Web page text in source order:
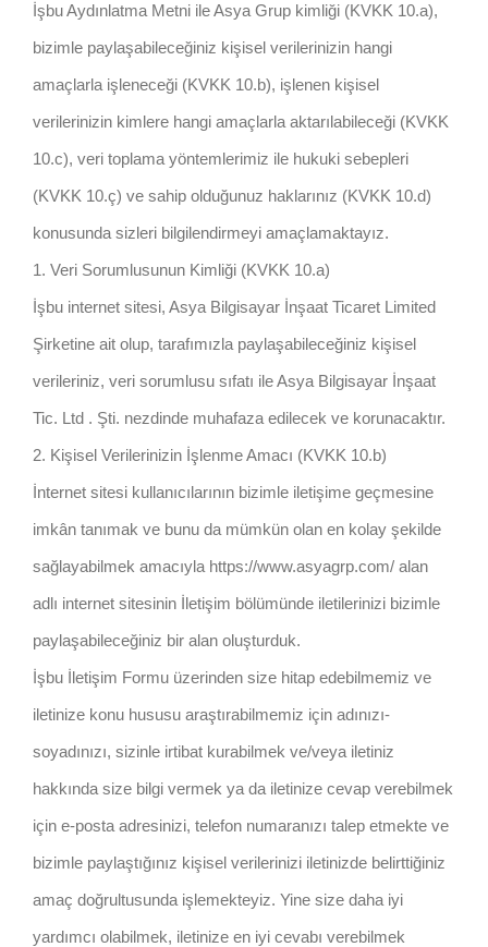
İşbu Aydınlatma Metni ile Asya Grup kimliği (KVKK 10.a),
bizimle paylaşabileceğiniz kişisel verilerinizin hangi
amaçlarla işleneceği (KVKK 10.b), işlenen kişisel
verilerinizin kimlere hangi amaçlarla aktarılabileceği (KVKK
10.c), veri toplama yöntemlerimiz ile hukuki sebepleri
(KVKK 10.ç) ve sahip olduğunuz haklarınız (KVKK 10.d)
konusunda sizleri bilgilendirmeyi amaçlamaktayız.
1. Veri Sorumlusunun Kimliği (KVKK 10.a)
İşbu internet sitesi, Asya Bilgisayar İnşaat Ticaret Limited
Şirketine ait olup, tarafımızla paylaşabileceğiniz kişisel
verileriniz, veri sorumlusu sıfatı ile Asya Bilgisayar İnşaat
Tic. Ltd . Şti. nezdinde muhafaza edilecek ve korunacaktır.
2. Kişisel Verilerinizin İşlenme Amacı (KVKK 10.b)
İnternet sitesi kullanıcılarının bizimle iletişime geçmesine
imkân tanımak ve bunu da mümkün olan en kolay şekilde
sağlayabilmek amacıyla https://www.asyagrp.com/ alan
adlı internet sitesinin İletişim bölümünde iletilerinizi bizimle
paylaşabileceğiniz bir alan oluşturduk.
İşbu İletişim Formu üzerinden size hitap edebilmemiz ve
iletinize konu hususu araştırabilmemiz için adınızı-
soyadınızı, sizinle irtibat kurabilmek ve/veya iletiniz
hakkında size bilgi vermek ya da iletinize cevap verebilmek
için e-posta adresinizi, telefon numaranızı talep etmekte ve
bizimle paylaştığınız kişisel verilerinizi iletinizde belirttiğiniz
amaç doğrultusunda işlemekteyiz. Yine size daha iyi
yardımcı olabilmek, iletinize en iyi cevabı verebilmek